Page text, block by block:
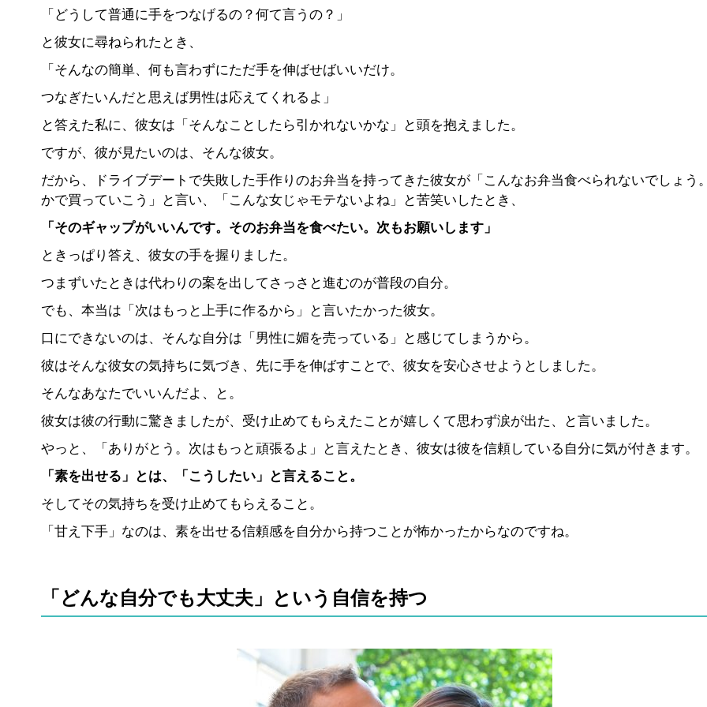
「どうして普通に手をつなげるの？何て言うの？」
と彼女に尋ねられたとき、
「そんなの簡単、何も言わずにただ手を伸ばせばいいだけ。
つなぎたいんだと思えば男性は応えてくれるよ」
と答えた私に、彼女は「そんなことしたら引かれないかな」と頭を抱えました。
ですが、彼が見たいのは、そんな彼女。
だから、ドライブデートで失敗した手作りのお弁当を持ってきた彼女が「こんなお弁当食べられないでしょう
かで買っていこう」と言い、「こんな女じゃモテないよね」と苦笑いしたとき、
「そのギャップがいいんです。そのお弁当を食べたい。次もお願いします」
ときっぱり答え、彼女の手を握りました。
つまずいたときは代わりの案を出してさっさと進むのが普段の自分。
でも、本当は「次はもっと上手に作るから」と言いたかった彼女。
口にできないのは、そんな自分は「男性に媚を売っている」と感じてしまうから。
彼はそんな彼女の気持ちに気づき、先に手を伸ばすことで、彼女を安心させようとしました。
そんなあなたでいいんだよ、と。
彼女は彼の行動に驚きましたが、受け止めてもらえたことが嬉しくて思わず涙が出た、と言いました。
やっと、「ありがとう。次はもっと頑張るよ」と言えたとき、彼女は彼を信頼している自分に気が付きます。
「素を出せる」とは、「こうしたい」と言えること。
そしてその気持ちを受け止めてもらえること。
「甘え下手」なのは、素を出せる信頼感を自分から持つことが怖かったからなのですね。
「どんな自分でも大丈夫」という自信を持つ